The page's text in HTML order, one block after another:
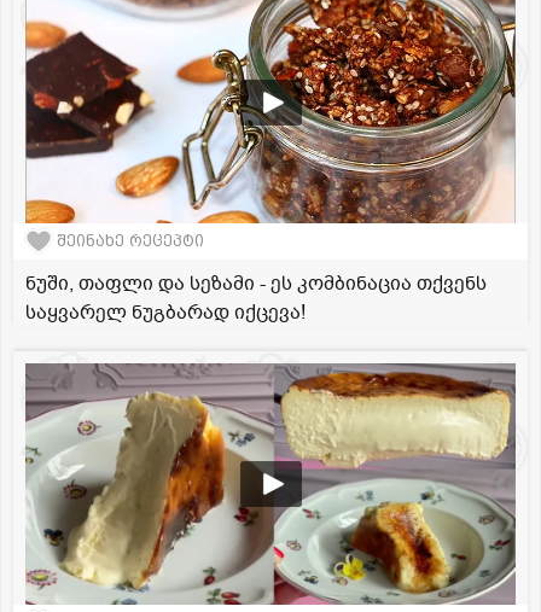
შეინახე რეცეპტი
ნუში, თაფლი და სეზამი - ეს კომბინაცია თქვენს
საყვარელ ნუგბარად იქცევა!